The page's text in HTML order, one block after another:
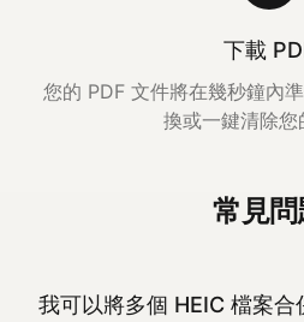
下載
您的 PDF 文件將在幾秒鐘內
換或一鍵清除您
常見問
我可以將多個 HEIC 檔案合